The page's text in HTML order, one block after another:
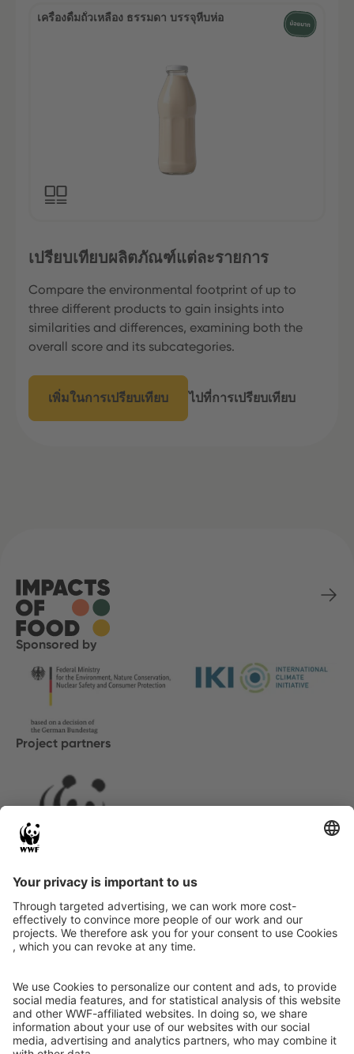
เครื่องดื่มถั่วเหลือง ธรรมดา บรรจุหีบห่อ
เปรียบเทียบผลิตภัณฑ์แต่ละรายการ
Compare the environmental footprint of up to
three different products to gain insights into
similarities and differences, examining both the
overall score and its subcategories.
เพิ่มในการเปรียบเทียบ ไปที่การเปรียบเทียบ
Sponsored by
Project partners